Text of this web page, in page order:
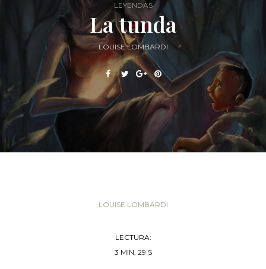
LEYENDAS
La tunda
LOUISE LOMBARDI
LOUISE LOMBARDI
LECTURA:
3 MIN, 29 S